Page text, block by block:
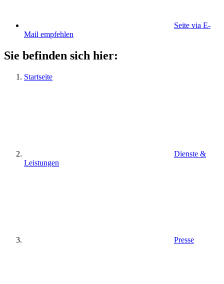
Seite via E-
Mail empfehlen
Sie befinden sich hier:
Startseite
Dienste &
Leistungen
Presse